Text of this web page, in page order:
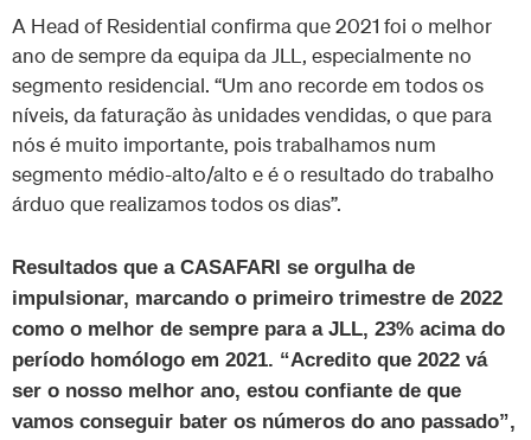
A Head of Residential confirma que 2021 foi o melhor
ano de sempre da equipa da JLL, especialmente no
segmento residencial. “Um ano recorde em todos os
níveis, da faturação às unidades vendidas, o que para
nós é muito importante, pois trabalhamos num
segmento médio-alto/alto e é o resultado do trabalho
árduo que realizamos todos os dias”.
Resultados que a CASAFARI se orgulha de
impulsionar, marcando o primeiro trimestre de 2022
como o melhor de sempre para a JLL, 23% acima do
período homólogo em 2021. “Acredito que 2022 vá
ser o nosso melhor ano, estou confiante de que
vamos conseguir bater os números do ano passado”,